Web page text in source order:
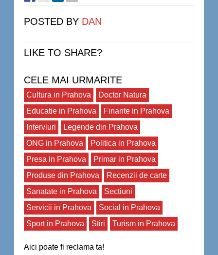
POSTED BY DAN
LIKE TO SHARE?
CELE MAI URMARITE
Cultura in Prahova
Doctor Natura
Educatie in Prahova
Finante in Prahova
Interviuri
Legende din Prahova
ONG in Prahova
Politica in Prahova
Presa in Prahova
Primar in Prahova
Produse din Prahova
Recenzii de carte
Sanatate in Prahova
Sectiuni
Servicii in Prahova
Social in Prahova
Sport in Prahova
Stiri Turism in Prahova
Aici poate fi reclama ta!